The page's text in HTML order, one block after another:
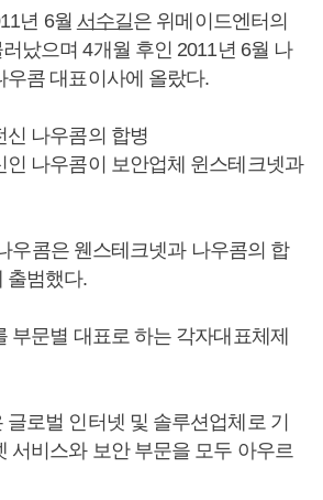
년 6월 서수길은 위메이드엔터의
났으며 4개월 후인 2011년 6월 나
우콤 대표이사에 올랐다.
나우콤의 합병
인 나우콤이 보안업체 윈스테크넷과
우콤은 웬스테크넷과 나우콤의 합
출범했다.
부문별 대표로 하는 각자대표체제
글로벌 인터넷 및 솔루션업체로 기
서비스와 보안 부문을 모두 아우르